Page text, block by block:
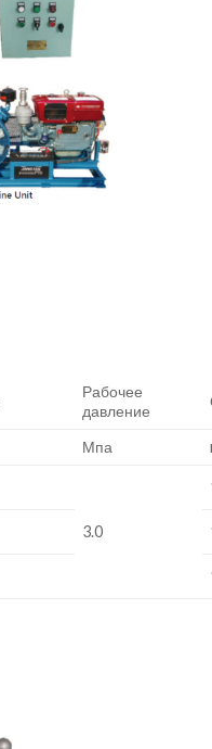
Рабочее
давление
Мпа
3.0